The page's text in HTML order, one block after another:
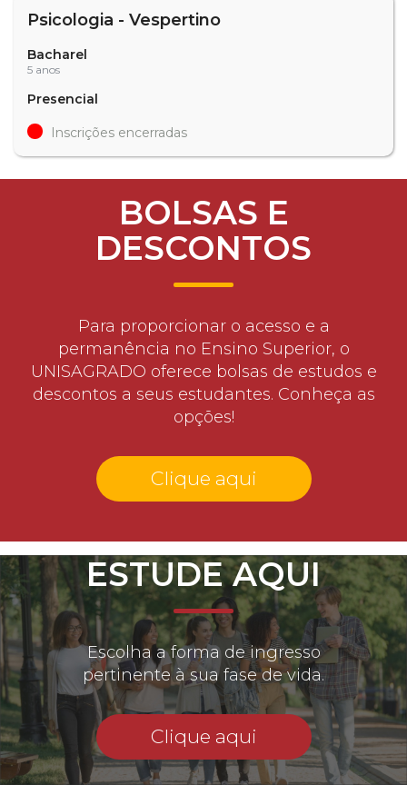
Psicologia - Vespertino
Bacharel
5 anos
Presencial
Inscrições encerradas
BOLSAS E
DESCONTOS
Para proporcionar o acesso e a
permanência no Ensino Superior, o
UNISAGRADO oferece bolsas de estudos e
descontos a seus estudantes. Conheça as
opções!
Clique aqui
ESTUDE AQUI
Escolha a forma de ingresso
pertinente à sua fase de vida.
Clique aqui